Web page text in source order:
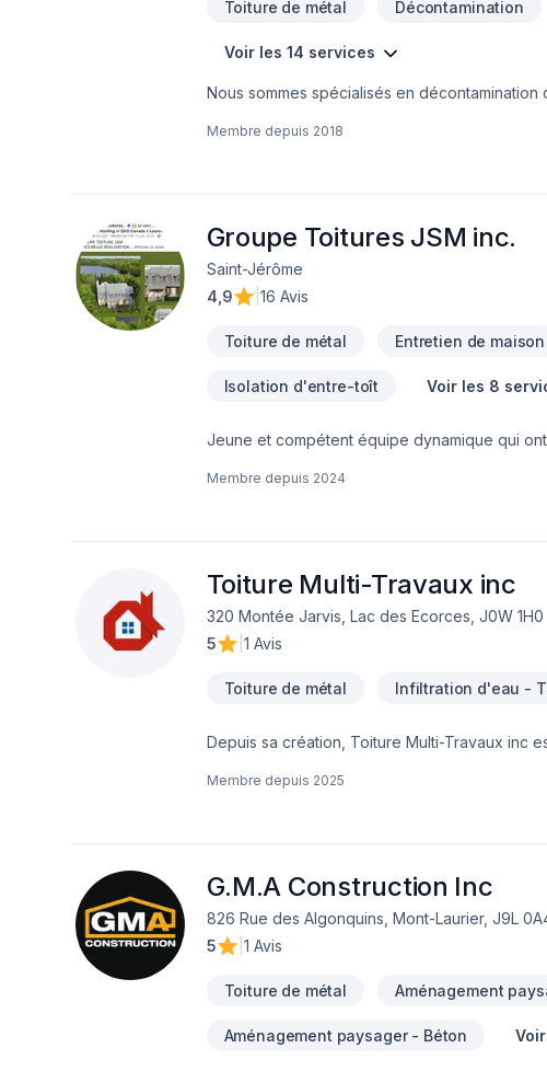
Toiture de métal Décontamination
Voir les 14 services
Nous sommes spécialisés en
sur demande, dans d'autres régions aussi
Membre depuis 2018
Groupe Toitures JSM inc.
Saint-Jérôme
4,9
16 Avis
Toiture de métal Entretien de maison
Isolation d'entre-toît Voir les 8
Jeune et compétent équipe dynamique qui
Membre depuis 2024
Toiture Multi-Travaux inc
320 Montée Jarvis, Lac des Ecorces, J0W 1H0
5
1 Avis
Toiture de métal Infiltration d'eau -
Depuis sa création, Toiture Multi-Travaux inc
délais et votre vision. Transformons
Membre depuis 2025
G.M.A Construction Inc
826 Rue des Algonquins, Mont-Laurier, J9L
5
1 Avis
Toiture de métal Aménagement
Aménagement paysager - Béton